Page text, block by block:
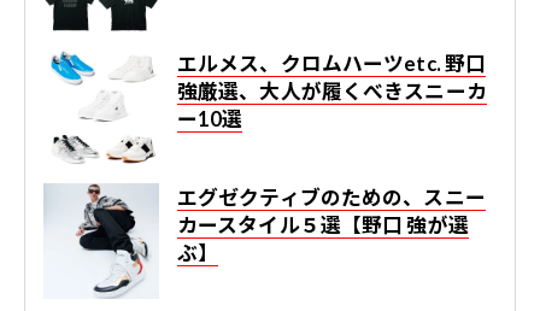
エルメス、クロムハーツetc. 野口
強厳選、大人が履くべきスニーカ
ー10選
エグゼクティブのための、スニー
カースタイル５選【野口 強が選
ぶ】